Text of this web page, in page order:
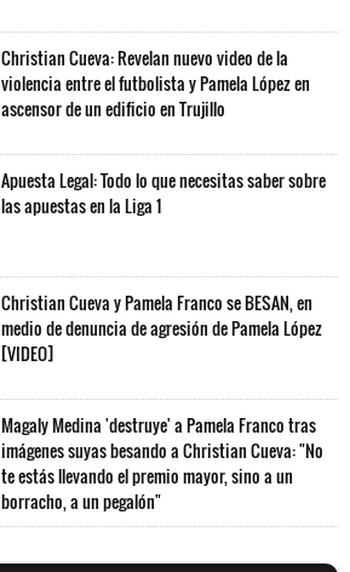
Christian Cueva: Revelan nuevo video de la
violencia entre el futbolista y Pamela López en
ascensor de un edificio en Trujillo
Apuesta Legal: Todo lo que necesitas saber sobre
las apuestas en la Liga 1
Christian Cueva y Pamela Franco se BESAN, en
medio de denuncia de agresión de Pamela López
[VIDEO]
Magaly Medina 'destruye' a Pamela Franco tras
imágenes suyas besando a Christian Cueva: "No
te estás llevando el premio mayor, sino a un
borracho, a un pegalón"